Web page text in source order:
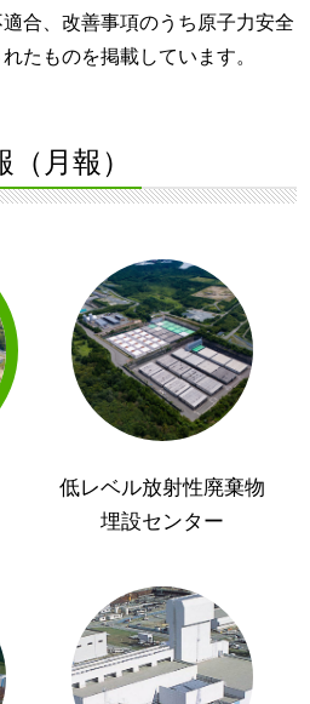
合、改善事項のうち原子力安全
たものを掲載しています。
月報）
低レベル放射性廃棄物
埋設センター